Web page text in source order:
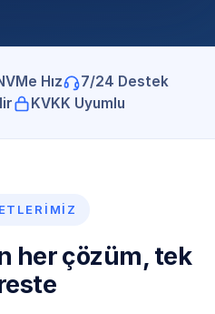
Hız
7/24 Destek
KVKK Uyumlu
her çözüm, tek